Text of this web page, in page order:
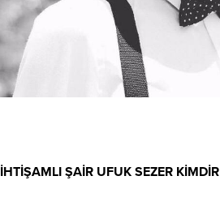
İHTİŞAMLI ŞAİR UFUK SEZER KİMDİR